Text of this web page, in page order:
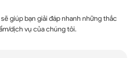
giúp bạn giải đáp nhanh những thắc
dịch vụ của chúng tôi.